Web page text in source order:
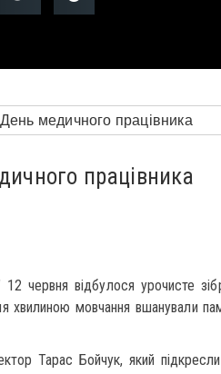
працівника
12 червня відбулося урочисте
хвилиною мовчання вшанували
Тарас Бойчук, який